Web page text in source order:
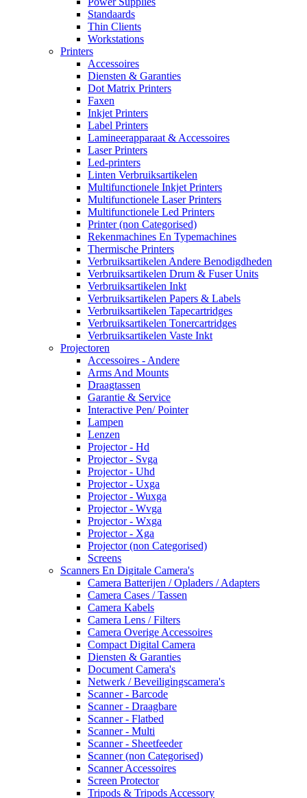
Standaards
Thin Clients
Workstations
Printers
Accessoires
Diensten & Garanties
Dot Matrix Printers
Faxen
Inkjet Printers
Label Printers
Lamineerapparaat & Accessoires
Laser Printers
Led-printers
Linten Verbruiksartikelen
Multifunctionele Inkjet Printers
Multifunctionele Laser Printers
Multifunctionele Led Printers
Printer (non Categorised)
Rekenmachines En Typemachines
Thermische Printers
Verbruiksartikelen Andere Benodigdheden
Verbruiksartikelen Drum & Fuser Units
Verbruiksartikelen Inkt
Verbruiksartikelen Papers & Labels
Verbruiksartikelen Tapecartridges
Verbruiksartikelen Tonercartridges
Verbruiksartikelen Vaste Inkt
Projectoren
Accessoires - Andere
Arms And Mounts
Draagtassen
Garantie & Service
Interactive Pen/ Pointer
Lampen
Lenzen
Projector - Hd
Projector - Svga
Projector - Uhd
Projector - Uxga
Projector - Wuxga
Projector - Wvga
Projector - Wxga
Projector - Xga
Projector (non Categorised)
Screens
Scanners En Digitale Camera's
Camera Batterijen / Opladers / Adapters
Camera Cases / Tassen
Camera Kabels
Camera Lens / Filters
Camera Overige Accessoires
Compact Digital Camera
Diensten & Garanties
Document Camera's
Netwerk / Beveiligingscamera's
Scanner - Barcode
Scanner - Draagbare
Scanner - Flatbed
Scanner - Multi
Scanner - Sheetfeeder
Scanner (non Categorised)
Scanner Accessoires
Screen Protector
Tripods & Tripods Accessory